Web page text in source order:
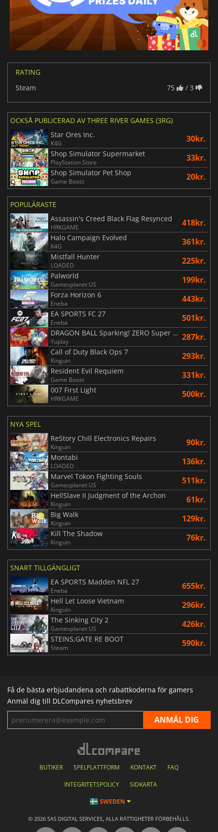
RATING
Steam
75 / 3
OCKSÅ PUBLICERAD AV THREE RIVER GAMES (3RG)
Star Ores Inc.
K4G 30kr.
Shop Simulator Supermarket
PlayStation Store 33kr.
Shop Simulator Pet Shop
Game Boost 20kr.
POPULÄRASTE
Assassin's Creed Black Flag Resynced
HRKGAME 418kr.
Halo Campaign Evolved
K4G 361kr.
Mistfall Hunter
LOADED 225kr.
Palworld
Gamesplanet US 199kr.
Forza Horizon 6
Eneba 443kr.
EA SPORTS FC 27
Eneba 501kr.
DRAGON BALL Sparking! ZERO Super Limit Breaking NEO
Yuplay 287kr.
Call of Duty Black Ops 7
Kinguin 293kr.
Resident Evil Requiem
Game Boost 331kr.
007 First Light
HRKGAME 500kr.
NYA SPEL
ReStory Chill Electronics Repairs
Kinguin 90kr.
Montabi
LOADED 136kr.
Marvel Tokon Fighting Souls
Gamesplanet US 511kr.
HellSlave II Judgment of the Archon
Kinguin 61kr.
Big Walk
Kinguin 129kr.
Kill The Shadow
Kinguin 76kr.
SNART TILLGÄNGLIGT
EA SPORTS Madden NFL 27
Eneba 655kr.
Hell Let Loose Vietnam
Kinguin 296kr.
The Sinking City 2
Gamesplanet US 426kr.
STEINS;GATE RE BOOT
Steam 590kr.
Få de bästa erbjudandena och rabattkoderna för gamers
Anmäl dig till DLCompares nyhetsbrev
BUTIKER SPELPLATTFORM KONTAKT FAQ
INTEGRITETSPOLICY SIDKARTA
SWEDEN
© 2026 SAS DIGITAL SERVICES, ALLA RÄTTIGHETER FÖRBEHÅLLS.